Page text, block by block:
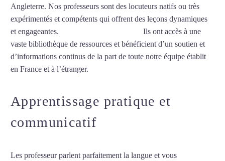
Angleterre. Nos professeurs sont des locuteurs natifs ou très
expérimentés et compétents qui offrent des leçons dynamiques
et engageantes.
Ils ont accès à une
vaste bibliothèque de ressources et bénéficient d’un soutien et
d’informations continus de la part de toute notre équipe établit
en France et à l’étranger.
Apprentissage pratique et
communicatif
Les professeur parlent parfaitement la langue et vous